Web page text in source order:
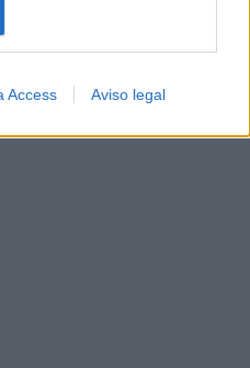
Access Aviso legal